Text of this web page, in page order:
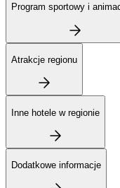
Program sportowy i
Atrakcje regionu
Inne hotele w regionie
Dodatkowe informacje